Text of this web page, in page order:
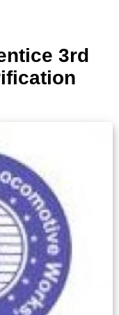
3rd